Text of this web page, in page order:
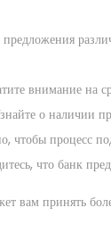
внимание на
о наличии
чтобы процесс
что банк
вам принять